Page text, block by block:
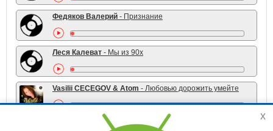
Федяков Валерий - Признание
Леся Калеват - Мы из 90х
Vasilii CECEGOV & Atom - Любовью дорожить умейте
x